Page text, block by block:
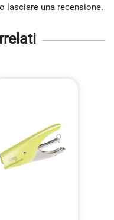
lasciare una recensione.